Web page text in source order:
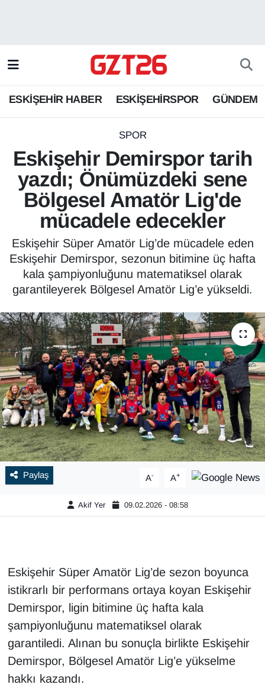
ESKİŞEHİR HABER ESKİŞEHİRSPOR GÜNDEM
SPOR
Eskişehir Demirspor tarih
yazdı; Önümüzdeki sene
Bölgesel Amatör Lig'de
mücadele edecekler
Eskişehir Süper Amatör Lig’de mücadele eden
Eskişehir Demirspor, sezonun bitimine üç hafta
kala şampiyonluğunu matematiksel olarak
garantileyerek Bölgesel Amatör Lig’e yükseldi.
Paylaş A- A+
Akif Yer 09.02.2026 - 08:58
Eskişehir Süper Amatör Lig’de sezon boyunca
istikrarlı bir performans ortaya koyan Eskişehir
Demirspor, ligin bitimine üç hafta kala
şampiyonluğunu matematiksel olarak
garantiledi. Alınan bu sonuçla birlikte Eskişehir
Demirspor, Bölgesel Amatör Lig’e yükselme
hakkı kazandı.
ESKİŞEHİRSPOR
GÜNDEM
Odunpazarı Trafik Yoğunluk Haritası
Süper Lig Puan Durumu ve Fikstür
Son Dakika Haberleri
Haber Arşivi